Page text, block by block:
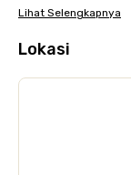
Lihat Selengkapnya
Lokasi